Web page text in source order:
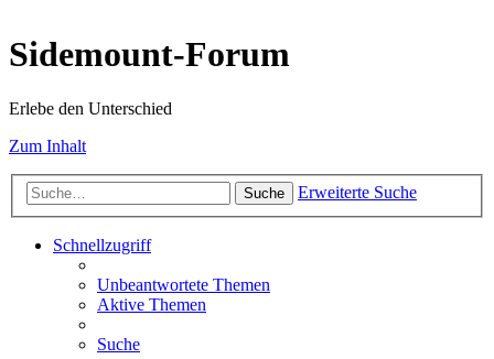
Sidemount-Forum
Erlebe den Unterschied
Zum Inhalt
Suche Erweiterte Suche
Schnellzugriff
Unbeantwortete Themen
Aktive Themen
Suche